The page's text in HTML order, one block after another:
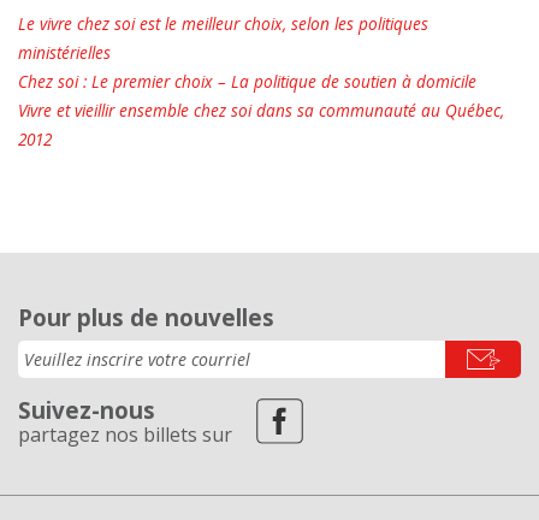
Le vivre chez soi est le meilleur choix, selon les politiques
ministérielles
Chez soi : Le premier choix – La politique de soutien à domicile
Vivre et vieillir ensemble chez soi dans sa communauté au Québec,
2012
Pour plus de nouvelles
Suivez-nous
partagez nos billets sur